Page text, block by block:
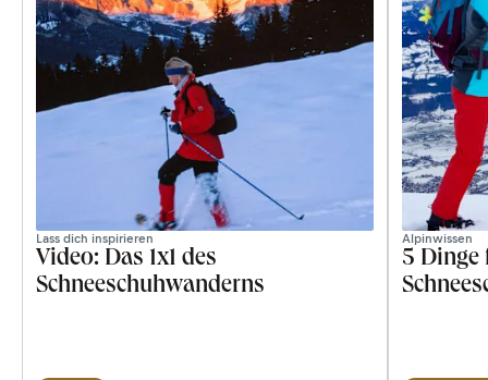
Lass dich inspirieren
Video: Das 1x1 des
Schneeschuhwanderns
Alpinwissen
5 Dinge